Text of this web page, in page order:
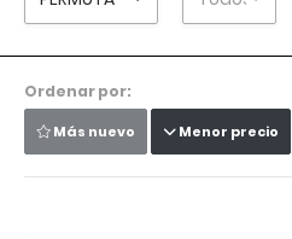
Ordenar por:
Más nuevo Menor precio